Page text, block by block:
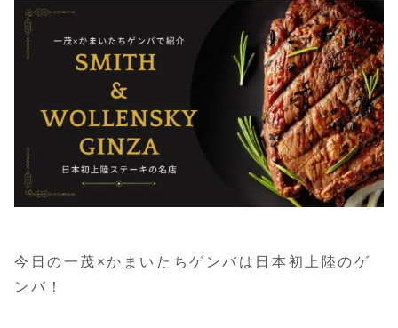
今日の一茂×かまいたちゲンバは日本初上陸のゲ
ンバ！